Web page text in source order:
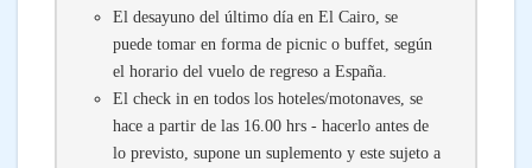
El desayuno del último día en El Cairo, se
puede tomar en forma de picnic o buffet, según
el horario del vuelo de regreso a España.
El check in en todos los hoteles/motonaves, se
hace a partir de las 16.00 hrs - hacerlo antes de
lo previsto, supone un suplemento y este sujeto a